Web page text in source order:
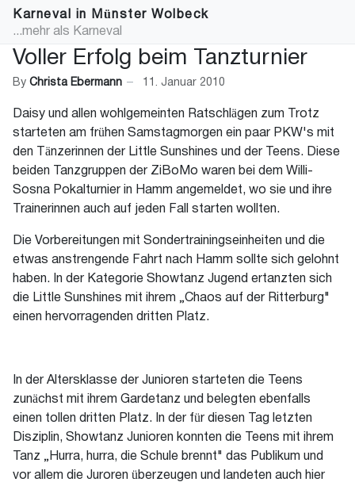
Karneval in Münster Wolbeck
...mehr als Karneval
Voller Erfolg beim Tanzturnier
By Christa Ebermann 11. Januar 2010
Daisy und allen wohlgemeinten Ratschlägen zum Trotz
starteten am frühen Samstagmorgen ein paar PKW's mit
den Tänzerinnen der Little Sunshines und der Teens. Diese
beiden Tanzgruppen der ZiBoMo waren bei dem Willi-
Sosna Pokalturnier in Hamm angemeldet, wo sie und ihre
Trainerinnen auch auf jeden Fall starten wollten.
Die Vorbereitungen mit Sondertrainingseinheiten und die
etwas anstrengende Fahrt nach Hamm sollte sich gelohnt
haben. In der Kategorie Showtanz Jugend ertanzten sich
die Little Sunshines mit ihrem „Chaos auf der Ritterburg"
einen hervorragenden dritten Platz.
In der Altersklasse der Junioren starteten die Teens
zunächst mit ihrem Gardetanz und belegten ebenfalls
einen tollen dritten Platz. In der für diesen Tag letzten
Disziplin, Showtanz Junioren konnten die Teens mit ihrem
Tanz „Hurra, hurra, die Schule brennt" das Publikum und
vor allem die Juroren überzeugen und landeten auch hier